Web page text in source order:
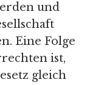
und
Eine Folge
ist,
gleich